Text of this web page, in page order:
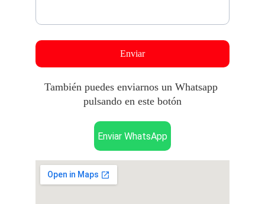
Enviar
Enviar WhatsApp
También puedes enviarnos un Whatsapp
pulsando en este botón